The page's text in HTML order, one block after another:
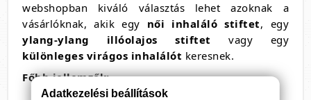
webshopban kiváló választás lehet azoknak a
vásárlóknak, akik egy női inhaláló stiftet, egy
ylang-ylang illóolajos stiftet vagy egy
különleges virágos inhalálót keresnek.
Főbb jellemzők:
Adatkezelési beállítások